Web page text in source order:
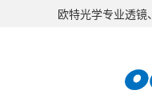
欧特光学专业透镜